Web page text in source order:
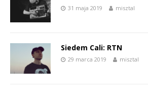
31 maja 2019 misztal
Siedem Cali: RTN
29 marca 2019 misztal